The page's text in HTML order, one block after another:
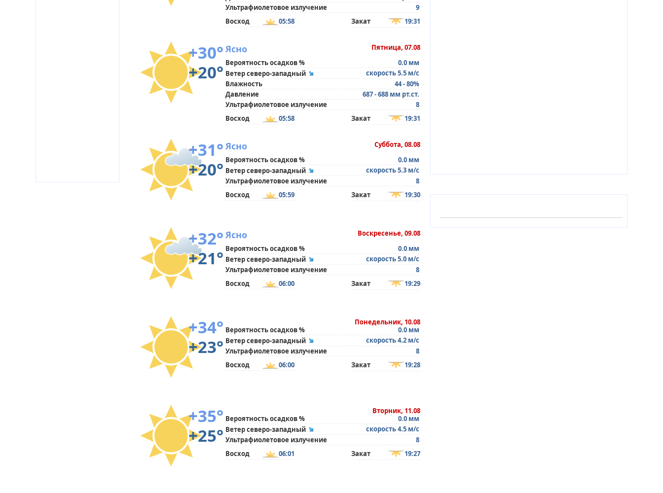
Ультрафиолетовое излучение
9
Восход
05:58 Закат 19:31
+30°
+20°
Пятница, 07.08
Ясно
Вероятность осадков %
0.0 мм
Ветер северо-западный
скорость 5.5 м/с
Влажность
44 - 80%
Давление
687 - 688 мм рт.ст.
Ультрафиолетовое излучение
8
Восход
05:58 Закат 19:31
+31°
+20°
Суббота, 08.08
Ясно
Вероятность осадков %
0.0 мм
Ветер северо-западный
скорость 5.3 м/с
Ультрафиолетовое излучение
8
Восход
05:59 Закат 19:30
+32°
+21°
Воскресенье, 09.08
Ясно
Вероятность осадков %
0.0 мм
Ветер северо-западный
скорость 5.0 м/с
Ультрафиолетовое излучение
8
Восход
06:00 Закат 19:29
+34°
+23°
Понедельник, 10.08
Вероятность осадков %
0.0 мм
Ветер северо-западный
скорость 4.2 м/с
Ультрафиолетовое излучение
8
Восход
06:00 Закат 19:28
+35°
+25°
Вторник, 11.08
Вероятность осадков %
0.0 мм
Ветер северо-западный
скорость 4.5 м/с
Ультрафиолетовое излучение
8
Восход
06:01 Закат 19:27